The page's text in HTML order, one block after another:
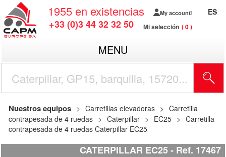
1955 en existencias
+33 (0)3 44 32 32 50
My account
Mi selección 0
ES
MENU
Nuestros equipos Carretillas elevadoras
Carretilla
contrapesada de 4 ruedas
Caterpillar EC25
Carretilla
contrapesada de 4 ruedas Caterpillar EC25
CATERPILLAR EC25 Ref. 17467